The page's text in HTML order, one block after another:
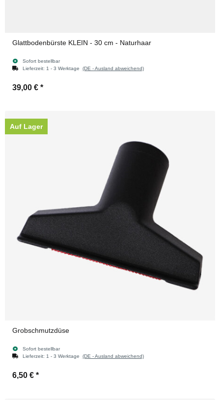
Glattbodenbürste KLEIN - 30 cm - Naturhaar
Sofort bestellbar
Lieferzeit: 1 - 3 Werktage (DE - Ausland abweichend)
39,00 € *
Auf Lager
Grobschmutzdüse
Sofort bestellbar
Lieferzeit: 1 - 3 Werktage (DE - Ausland abweichend)
6,50 € *